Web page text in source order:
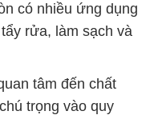
có nhiều ứng dụng
rửa, làm sạch và
tâm đến chất
trọng vào quy